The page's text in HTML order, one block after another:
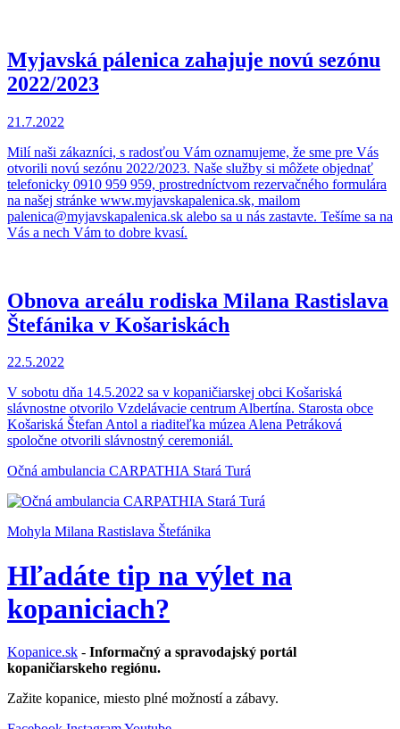
Myjavská pálenica zahajuje novú sezónu
2022/2023
21.7.2022
Milí naši zákazníci, s radosťou Vám oznamujeme, že sme pre Vás
otvorili novú sezónu 2022/2023. Naše služby si môžete objednať
telefonicky 0910 959 959, prostredníctvom rezervačného formulára
na našej stránke www.myjavskapalenica.sk, mailom
palenica@myjavskapalenica.sk alebo sa u nás zastavte. Tešíme sa na
Vás a nech Vám to dobre kvasí.
Obnova areálu rodiska Milana Rastislava
Štefánika v Košariskách
22.5.2022
V sobotu dňa 14.5.2022 sa v kopaničiarskej obci Košariská
slávnostne otvorilo Vzdelávacie centrum Albertína. Starosta obce
Košariská Štefan Antol a riaditeľka múzea Alena Petráková
spoločne otvorili slávnostný ceremoniál.
Očná ambulancia CARPATHIA Stará Turá
Mohyla Milana Rastislava Štefánika
Hľadáte tip na výlet na
kopaniciach?
Kopanice.sk - Informačný a spravodajský portál
kopaničiarskeho regiónu.
Zažite kopanice, miesto plné možností a zábavy.